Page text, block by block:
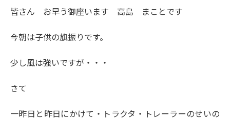
皆さん お早う御座います 高島 まことです
今朝は子供の旗振りです。
少し風は強いですが・・・
さて
一昨日と昨日にかけて・トラクタ・トレーラーのせいの